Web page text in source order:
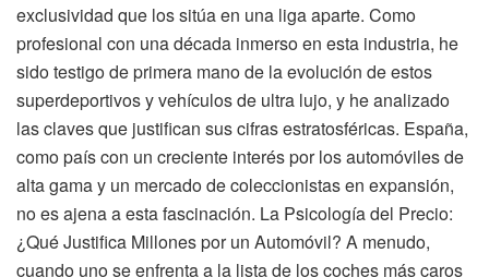
exclusividad que los sitúa en una liga aparte. Como
profesional con una década inmerso en esta industria, he
sido testigo de primera mano de la evolución de estos
superdeportivos y vehículos de ultra lujo, y he analizado
las claves que justifican sus cifras estratosféricas. España,
como país con un creciente interés por los automóviles de
alta gama y un mercado de coleccionistas en expansión,
no es ajena a esta fascinación. La Psicología del Precio:
¿Qué Justifica Millones por un Automóvil? A menudo,
cuando uno se enfrenta a la lista de los coches más caros